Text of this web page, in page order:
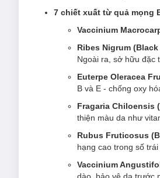
7 chiết xuất từ quả mọng
Vaccinium
Ribes Nigrum
Ngoài ra, sở hữu đặc
Euterpe Oleracea
B và E - chống oxy
Fragaria Chiloensis
thiện màu da như
Rubus Fruticosus
hạng cao trong số
Vaccinium
dào, bảo vệ da trước